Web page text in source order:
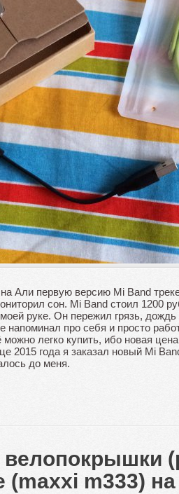
Али первую версию Mi Band
сон. Mi Band стоил 1200
руке. Он пережил грязь,
напоминал про себя и просто
можно легко купить, ибо новая
2015 года я заказал новый Mi
до меня.
велопокрышки
(maxxi m333)